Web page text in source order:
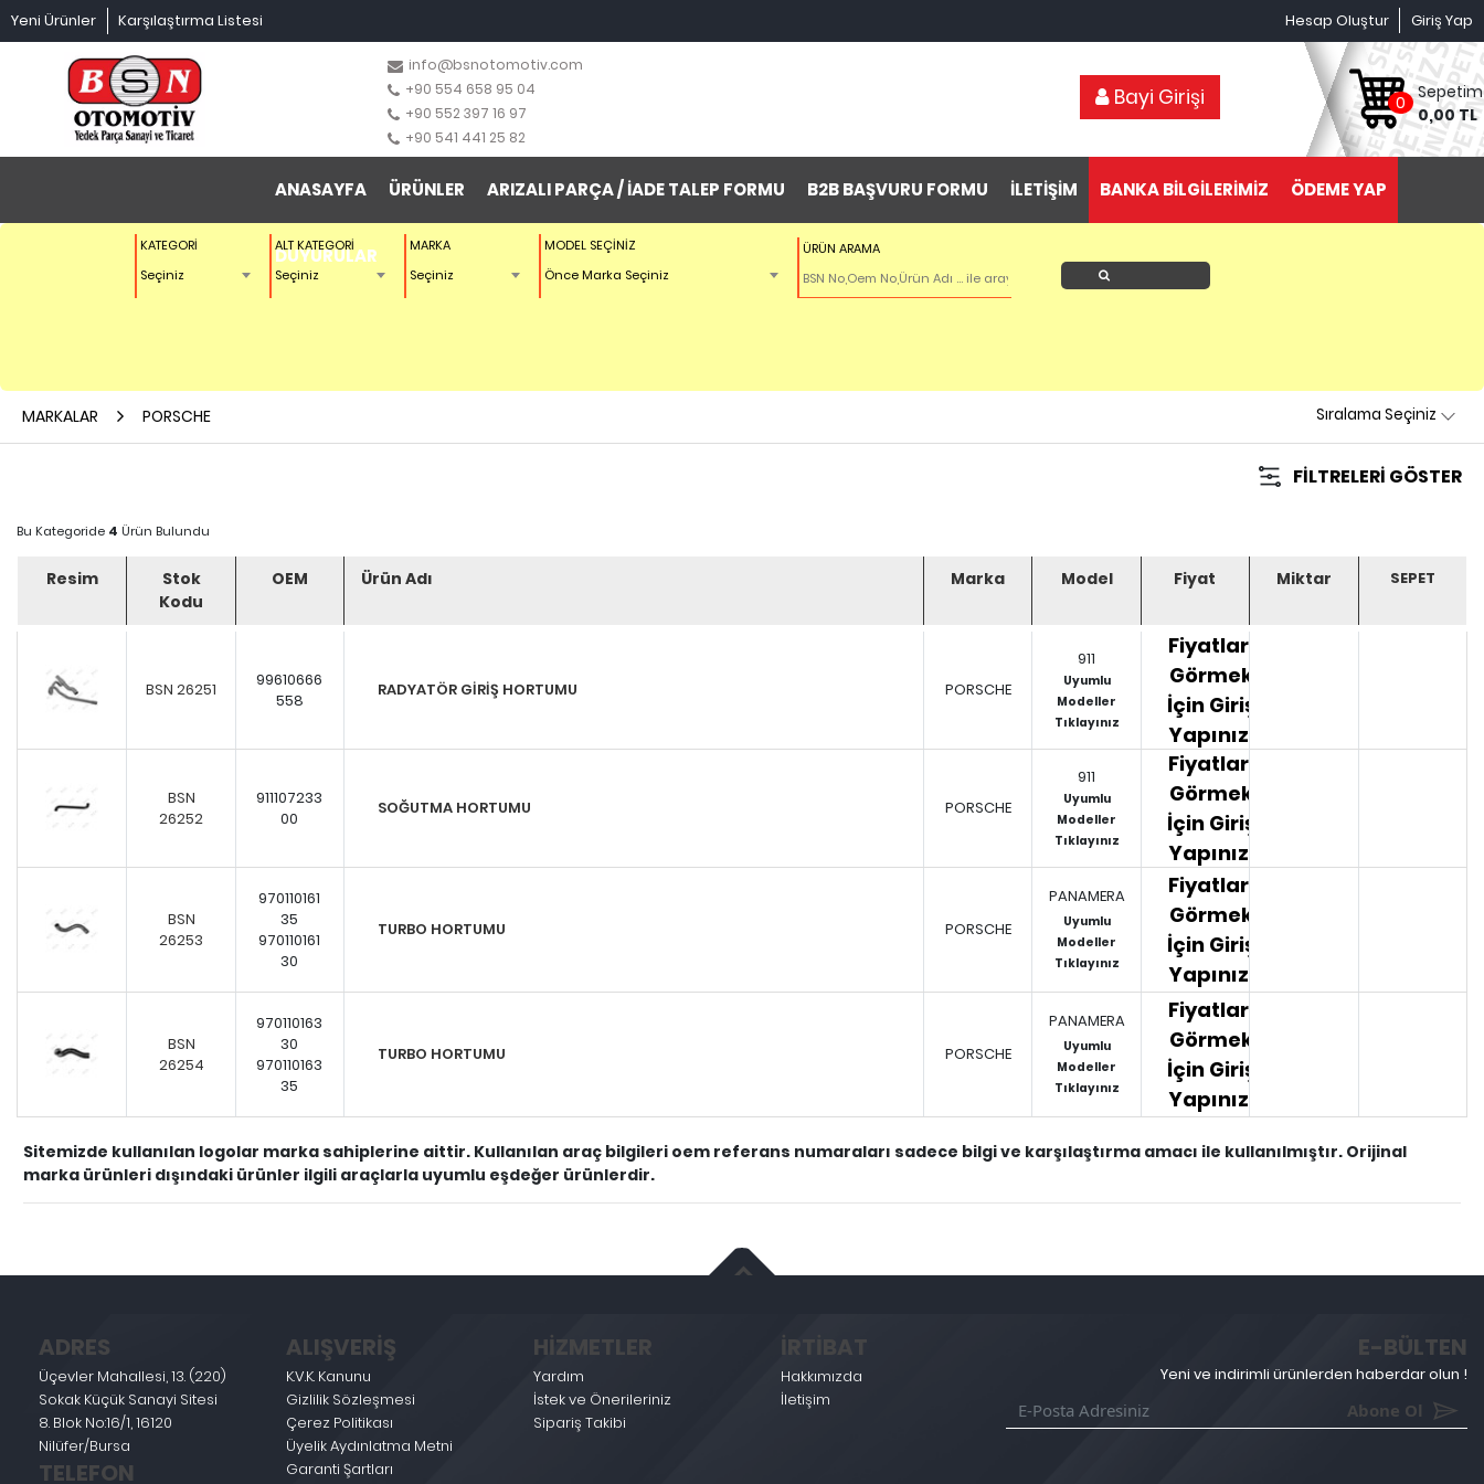
Yeni Ürünler Karşılaştırma Listesi Giriş Yap
Hesap Oluştur
info@bsnotomotiv.com
+90 554 658 95 04
+90 552 397 16 97
+90 541 441 25 82
Bayi Girişi 0
Sepetim
0,00 TL
ANASAYFA ÜRÜNLER ARIZALI PARÇA / İADE TALEP FORMU B2B BAŞVURU FORMU İLETİŞİM BANKA BİLGİLERİMİZ ÖDEME YAP
DUYURULAR
KATEGORİ
Seçiniz
ALT KATEGORİ
Seçiniz
MARKA
Seçiniz
MODEL SEÇİNİZ
Önce Marka Seçiniz
ÜRÜN ARAMA
Ürün Ara
MARKALAR PORSCHE
FILTRELERI GÖSTER
Bu Kategoride 4 Ürün Bulundu
Resim
Stok
Kodu
OEM Ürün Adı Marka Model Fiyat Miktar
BSN 26251
99610666
558
RADYATÖR GİRİŞ HORTUMU PORSCHE
911
Uyumlu
Modeller
Tıklayınız
Fiyatları
Görmek
İçin Giriş
Yapınız.
BSN
26252
911107233
00
SOĞUTMA HORTUMU PORSCHE
911
Uyumlu
Modeller
Tıklayınız
Fiyatları
Görmek
İçin Giriş
Yapınız.
BSN
26253
970110161
35
970110161
30
TURBO HORTUMU PORSCHE
PANAMERA
Uyumlu
Modeller
Tıklayınız
Fiyatları
Görmek
İçin Giriş
Yapınız.
BSN
26254
970110163
30
970110163
35
TURBO HORTUMU PORSCHE
PANAMERA
Uyumlu
Modeller
Tıklayınız
Fiyatları
Görmek
İçin Giriş
Yapınız.
Sitemizde kullanılan logolar marka sahiplerine aittir. Kullanılan araç bilgileri oem referans numaraları sadece bilgi ve karşılaştırma amacı ile kullanılmıştır. Orijinal
marka ürünleri dışındaki ürünler ilgili araçlarla uyumlu eşdeğer ürünlerdir.
ADRES
Üçevler Mahallesi, 13. (220)
Sokak Küçük Sanayi Sitesi
8. Blok No:16/1, 16120
Nilüfer/Bursa
TELEFON
ALIŞVERİŞ
K.V.K. Kanunu
Gizlilik Sözleşmesi
Çerez Politikası
Üyelik Aydınlatma Metni
Garanti Şartları
HİZMETLER
Yardım
İstek ve Önerileriniz
Sipariş Takibi
İRTİBAT
Hakkımızda
İletişim
E-BÜLTEN
Yeni ve indirimli ürünlerden haberdar olun !
Abone Ol